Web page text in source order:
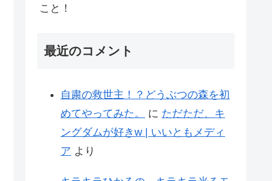
こと！
最近のコメント
自粛の救世主！？どうぶつの森を初
めてやってみた。
に ただただ、キ
ングダムが好きw | いいともメディ
ア より